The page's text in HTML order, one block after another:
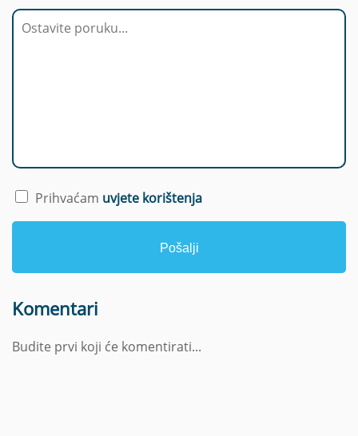
Prihvaćam uvjete korištenja
Pošalji
Komentari
Budite prvi koji će komentirati...